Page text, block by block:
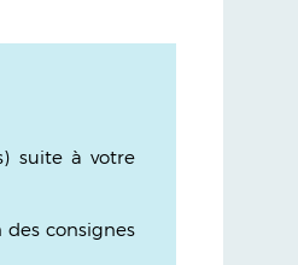
suite à votre
consignes